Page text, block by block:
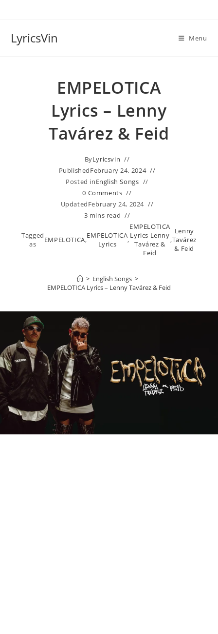
LyricsVin Menu
EMPELOTICA
Lyrics – Lenny
Tavárez & Feid
ByLyricsvin
PublishedFebruary 24, 2024
Posted inEnglish Songs
0 Comments
UpdatedFebruary 24, 2024
3 mins read
Tagged
as
EMPELOTICA,EMPELOTICA
Lyrics
,
EMPELOTICA
Lyrics Lenny
Tavárez &
Feid
,
Lenny
Tavárez
& Feid
> English Songs >
EMPELOTICA Lyrics – Lenny Tavárez & Feid